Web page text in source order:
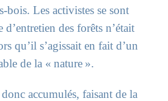
bois. Les activistes se sont
des forêts n’était
qu’il s’agissait en fait d’un
de la « nature ».
accumulés, faisant de la